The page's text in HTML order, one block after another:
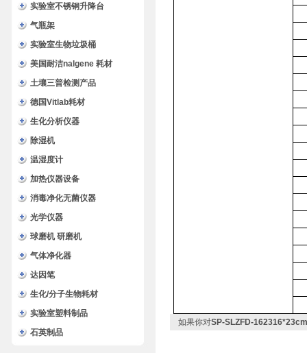
实验室不锈钢升降台
气瓶架
实验室生物垃圾桶
美国耐洁nalgene 耗材
土壤三普检测产品
德国Vitlab耗材
生化分析仪器
除湿机
温湿度计
加热仪器设备
消毒净化无菌仪器
光学仪器
球磨机 研磨机
气体净化器
达因笔
生化/分子生物耗材
实验室塑料制品
石英制品
如果你对SP-SLZFD-